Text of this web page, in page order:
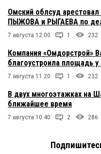
Омский облсуд
ПЫЖОВА и РЫГАЕВА по
7 августа 12:00 1 232
Компания «Омдорстрой»
благоустроила площадь
7 августа 11:20 1 232
В двух многоэтажках на
ближайшее время
7 августа 10:40 2 286